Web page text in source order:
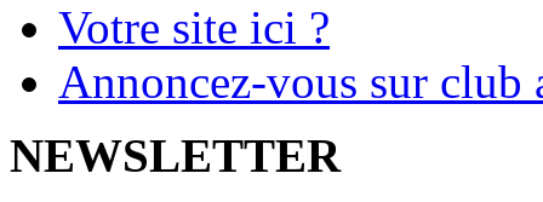
Votre site ici ?
Annoncez-vous sur
NEWSLETTER